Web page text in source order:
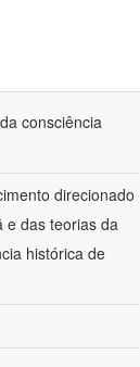
consciência
direcionado
e das teorias da
histórica de